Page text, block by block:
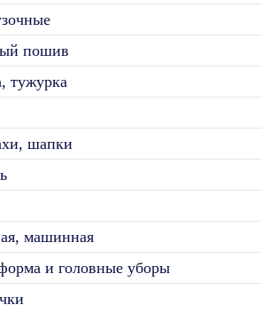
пошив
тужурка
шапки
машинная
и головные уборы